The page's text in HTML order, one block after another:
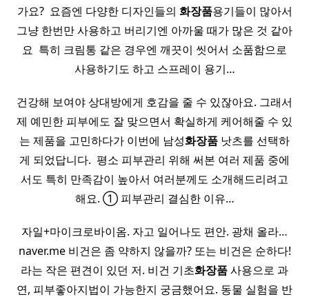
가요? ​ 요즘엔 다양한 디자인들의 화장품용기들이 많아서
그냥 한번만 사용하고 버리기엔 아까울 때가 많은 것 같아
요 ​ 특히 크림통 같은 경우엔 깨끗이 씻어서 소품함으로
사용하기도 하고 스프레이 용기…
건강해 보여야 상대방에게 호감을 줄 수 있잖아요. 그래서
제 예민한 피부에도 잘 맞으면서 확실하게 케어해줄 수 있
는 제품을 고민하다가 이번에 남성화장품 낫츠를 선택하
게 되었답니다. ​ 평소 피부관리 위해 써본 여러 제품 중에
서도 특히 만족감이 높아서 여러분께도 소개해드리려고
해요. ① 피부관리 결심한 이유…
자일+마이크로바이옴. 자고 일어나도 편안. 광채 올라…
naver.me 비건은 좀 약하지 않을까? 또는 비건은 순하다!
라는 작은 편견이 있던 저. 비건 기초화장품사용으로 과
연, 피부좋아지법이 가능한지 궁금했어요. 동물 실험을 반